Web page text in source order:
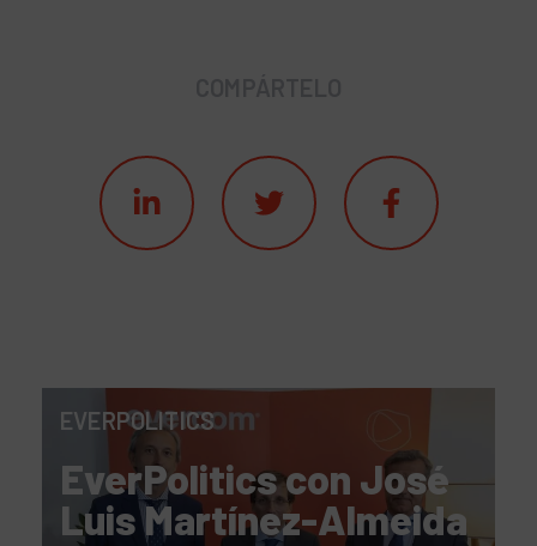
EVERPOLITICS
EverPolitics con José
Luis Martínez-Almeida